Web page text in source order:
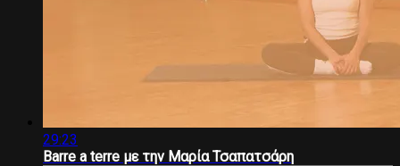
29:23
Barre a terre με την Μαρία Τσαπατσάρη